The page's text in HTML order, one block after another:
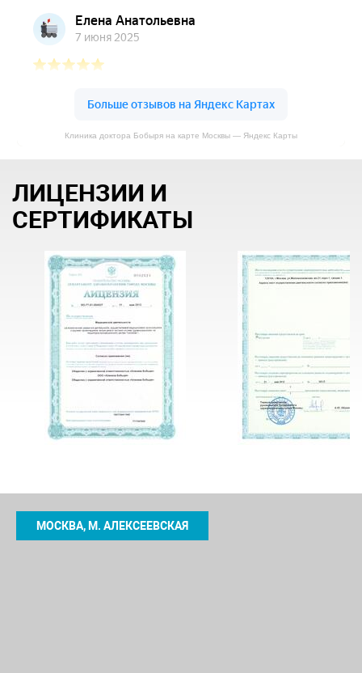
Клиника доктора Бобыря на карте Москвы — Яндекс Карты
ЛИЦЕНЗИИ И
СЕРТИФИКАТЫ
МОСКВА, М. АЛЕКСЕЕВСКАЯ